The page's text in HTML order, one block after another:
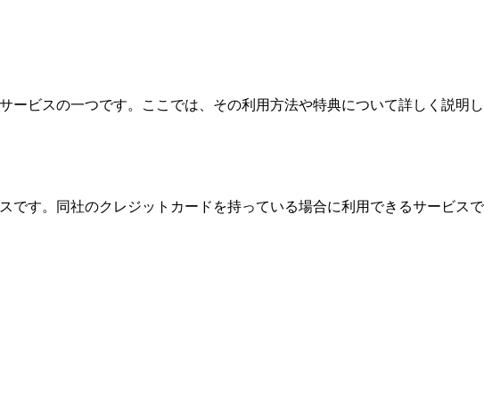
ービスの一つです。ここでは、その利用方法や特典について詳しく説明し
です。同社のクレジットカードを持っている場合に利用できるサービスで